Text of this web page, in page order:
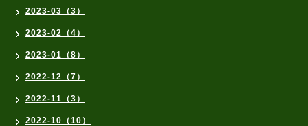
2023-03（3）
2023-02（4）
2023-01（8）
2022-12（7）
2022-11（3）
2022-10（10）